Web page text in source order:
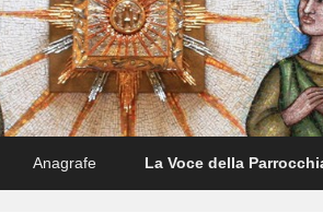
Anagrafe La Voce della